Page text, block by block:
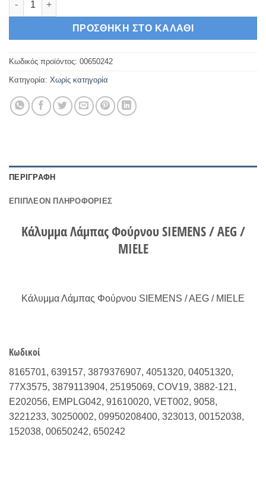
ΠΡΟΣΘΉΚΗ ΣΤΟ ΚΑΛΆΘΙ
Κωδικός προϊόντος: 00650242
Κατηγορία: Χωρίς κατηγορία
ΠΕΡΙΓΡΑΦΉ
ΕΠΙΠΛΈΟΝ ΠΛΗΡΟΦΟΡΊΕΣ
Κάλυμμα Λάμπας Φούρνου SIEMENS / AEG /
MIELE
Κάλυμμα Λάμπας Φούρνου SIEMENS / AEG / MIELE
Κωδικοί
8165701, 639157, 3879376907, 4051320, 04051320,
77X3575, 3879113904, 25195069, COV19, 3882-121,
E202056, EMPLG042, 91610020, VET002, 9058,
3221233, 30250002, 09950208400, 323013, 00152038,
152038, 00650242, 650242